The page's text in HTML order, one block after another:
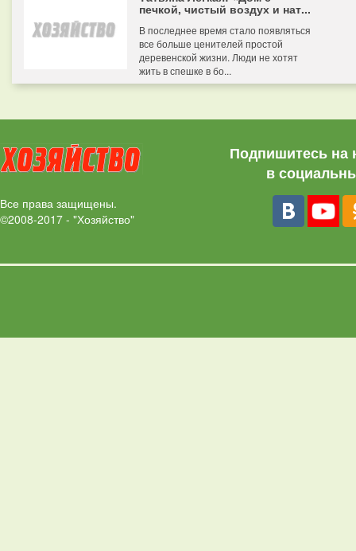
печкой, чистый воздух и нат...
В последнее время стало появляться
все больше ценителей простой
деревенской жизни. Люди не хотят
жить в спешке в бо...
Все права защищены.
©2008-2017 - "Хозяйство"
Подпишитесь на
в